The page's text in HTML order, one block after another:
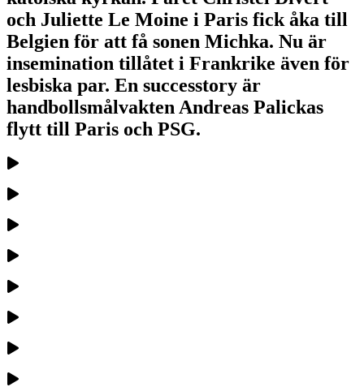
och Juliette Le Moine i Paris fick åka till
Belgien för att få sonen Michka. Nu är
insemination tillåtet i Frankrike även för
lesbiska par. En successtory är
handbollsmålvakten Andreas Palickas
flytt till Paris och PSG.